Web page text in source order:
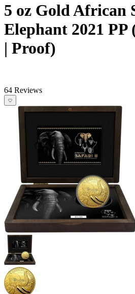
5 oz Gold African
Elephant 2021 PP
| Proof)
64 Reviews